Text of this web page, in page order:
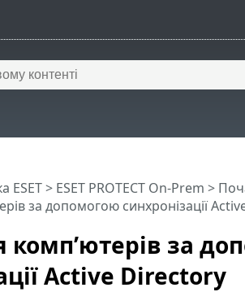
за
Active Directory
ESET> ESET PROTECT On-Prem >
за допомогою синхронізації